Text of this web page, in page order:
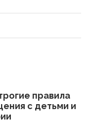
правила
с детьми и